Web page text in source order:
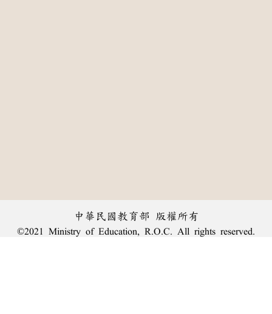
中華民國教育部 版權所有
©2021 Ministry of Education, R.O.C. All rights reserved.